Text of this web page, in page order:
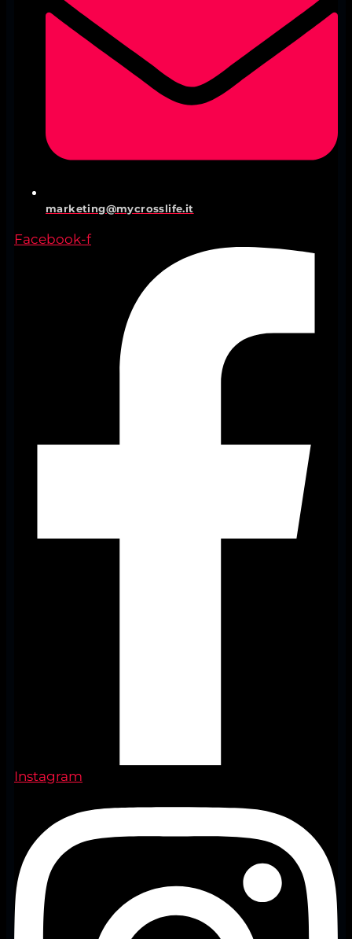
marketing@mycrosslife.it
Facebook-f
Instagram